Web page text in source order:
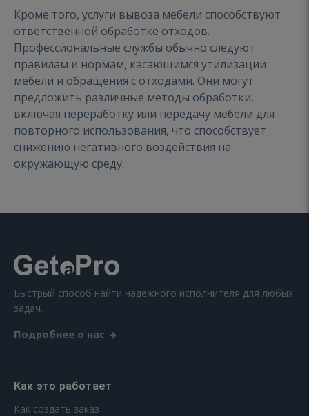
Кроме того, услуги вывоза мебели способствуют
ответственной обработке отходов.
Профессиональные службы обычно следуют
правилам и нормам, касающимся утилизации
мебели и обращения с отходами. Они могут
предложить различные методы обработки,
включая переработку или передачу мебели для
повторного использования, что способствует
снижению негативного воздействия на
окружающую среду.
Быстрый способ найти надежного исполнителя для любых
задач.
Подробнее о нас
Как это работает
Как создать заказ